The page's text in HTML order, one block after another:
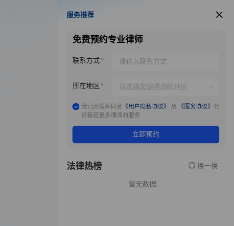
服务推荐
服务推荐
免费预约专业律师
联系方式
所在地区
我已阅读并同意 《用户隐私协议》 及 《服务协议》 允
许接受更多律师的服务
立即预约
法律热榜 换一换
暂无数据